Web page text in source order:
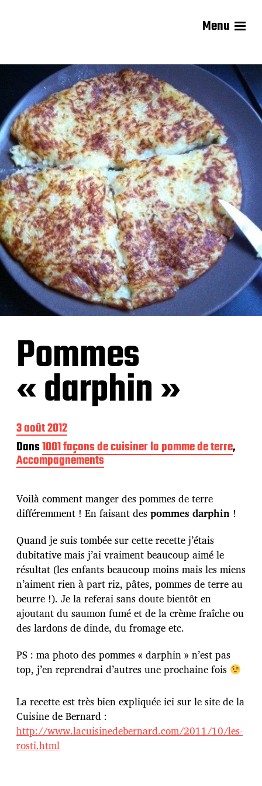
Menu
Pommes
« darphin »
D
a
t
e
p
u
b
l
i
c
a
t
i
o
n
3 août 2012
Dans1001 façons de cuisiner la pomme de terre,
Accompagnements
Voilà comment manger des pommes de terre
différemment ! En faisant despommes darphin !
Quand je suis tombée sur cette recette j’étais
dubitative mais j’ai vraiment beaucoup aimé le
résultat (les enfants beaucoup moins mais les miens
n’aiment rien à part riz, pâtes, pommes de terre au
beurre !). Je la referai sans doute bientôt en
ajoutant du saumon fumé et de la crème fraîche ou
des lardons de dinde, du fromage etc.
PS : ma photo des pommes « darphin » n’est pas
top, j’en reprendrai d’autres une prochaine fois
La recette est très bien expliquée ici sur le site de la
Cuisine de Bernard :
http://www.lacuisinedebernard.com/2011/10/les-
rosti.html